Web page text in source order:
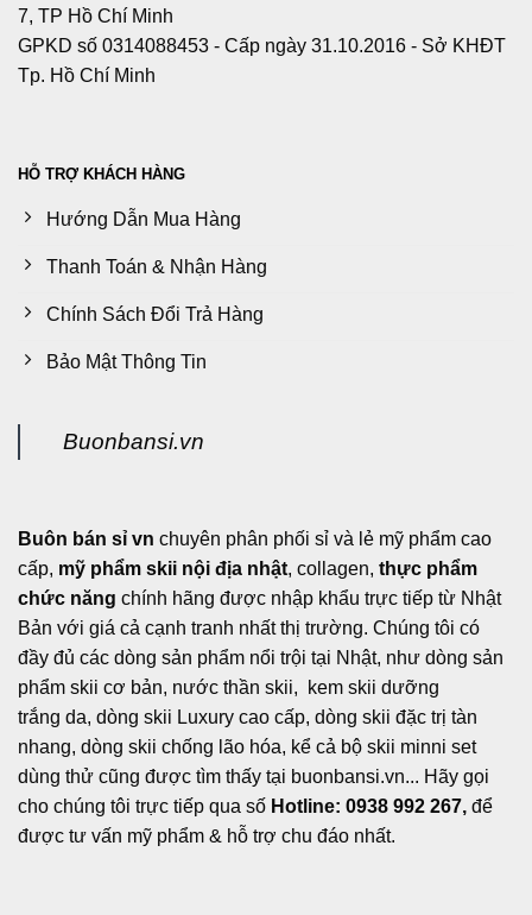
7, TP Hồ Chí Minh
GPKD số 0314088453 - Cấp ngày 31.10.2016 - Sở KHĐT
Tp. Hồ Chí Minh
HỖ TRỢ KHÁCH HÀNG
Hướng Dẫn Mua Hàng
Thanh Toán & Nhận Hàng
Chính Sách Đổi Trả Hàng
Bảo Mật Thông Tin
Buonbansi.vn
Buôn bán sỉ vn chuyên phân phối sỉ và lẻ mỹ phẩm cao
cấp, mỹ phẩm skii nội địa nhật, collagen, thực phẩm
chức năng chính hãng được nhập khẩu trực tiếp từ Nhật
Bản với giá cả cạnh tranh nhất thị trường. Chúng tôi có
đầy đủ các dòng sản phẩm nổi trội tại Nhật, như dòng sản
phẩm skii cơ bản, nước thần skii, kem skii dưỡng
trắng da, dòng skii Luxury cao cấp, dòng skii đặc trị tàn
nhang, dòng skii chống lão hóa, kể cả bộ skii minni set
dùng thử cũng được tìm thấy tại buonbansi.vn... Hãy gọi
cho chúng tôi trực tiếp qua số Hotline: 0938 992 267, để
được tư vấn mỹ phẩm & hỗ trợ chu đáo nhất.